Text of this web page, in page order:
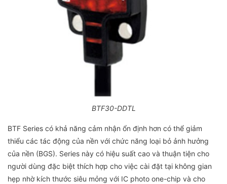
BTF30-DDTL
BTF Series có khả năng cảm nhận ổn định hơn có thể giảm
thiểu các tác động của nền với chức năng loại bỏ ảnh hưởng
của nền (BGS). Series này có hiệu suất cao và thuận tiện cho
người dùng đặc biệt thích hợp cho việc cài đặt tại không gian
hẹp nhờ kích thước siêu mỏng với IC photo one-chip và cho